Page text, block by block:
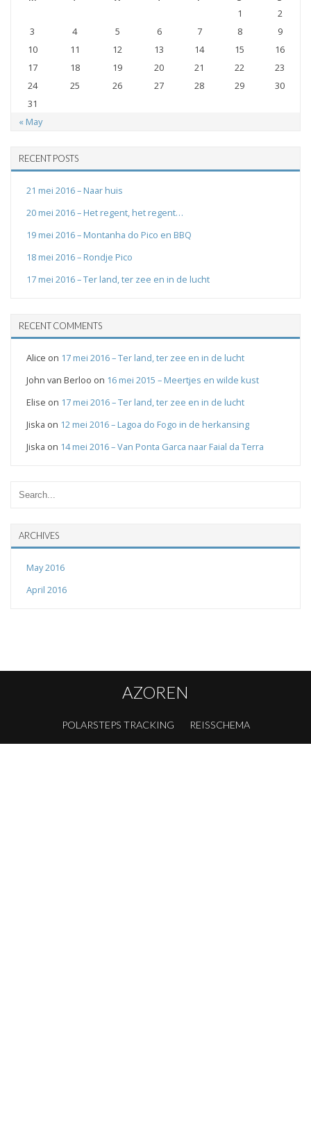
« May
1
2
3
4 5 6 7 8
9
10
11 12 13 14 15
16
17
18 19 20 21 22
23
24
25 26 27 28 29
30
31
RECENT POSTS
21 mei 2016 – Naar huis
20 mei 2016 – Het regent, het regent…
19 mei 2016 – Montanha do Pico en BBQ
18 mei 2016 – Rondje Pico
17 mei 2016 – Ter land, ter zee en in de lucht
RECENT COMMENTS
Alice on 17 mei 2016 – Ter land, ter zee en in de lucht
John van Berloo on 16 mei 2015 – Meertjes en wilde kust
Elise on 17 mei 2016 – Ter land, ter zee en in de lucht
Jiska on 12 mei 2016 – Lagoa do Fogo in de herkansing
Jiska on 14 mei 2016 – Van Ponta Garca naar Faial da Terra
ARCHIVES
May 2016
April 2016
AZOREN
POLARSTEPS TRACKING REISSCHEMA